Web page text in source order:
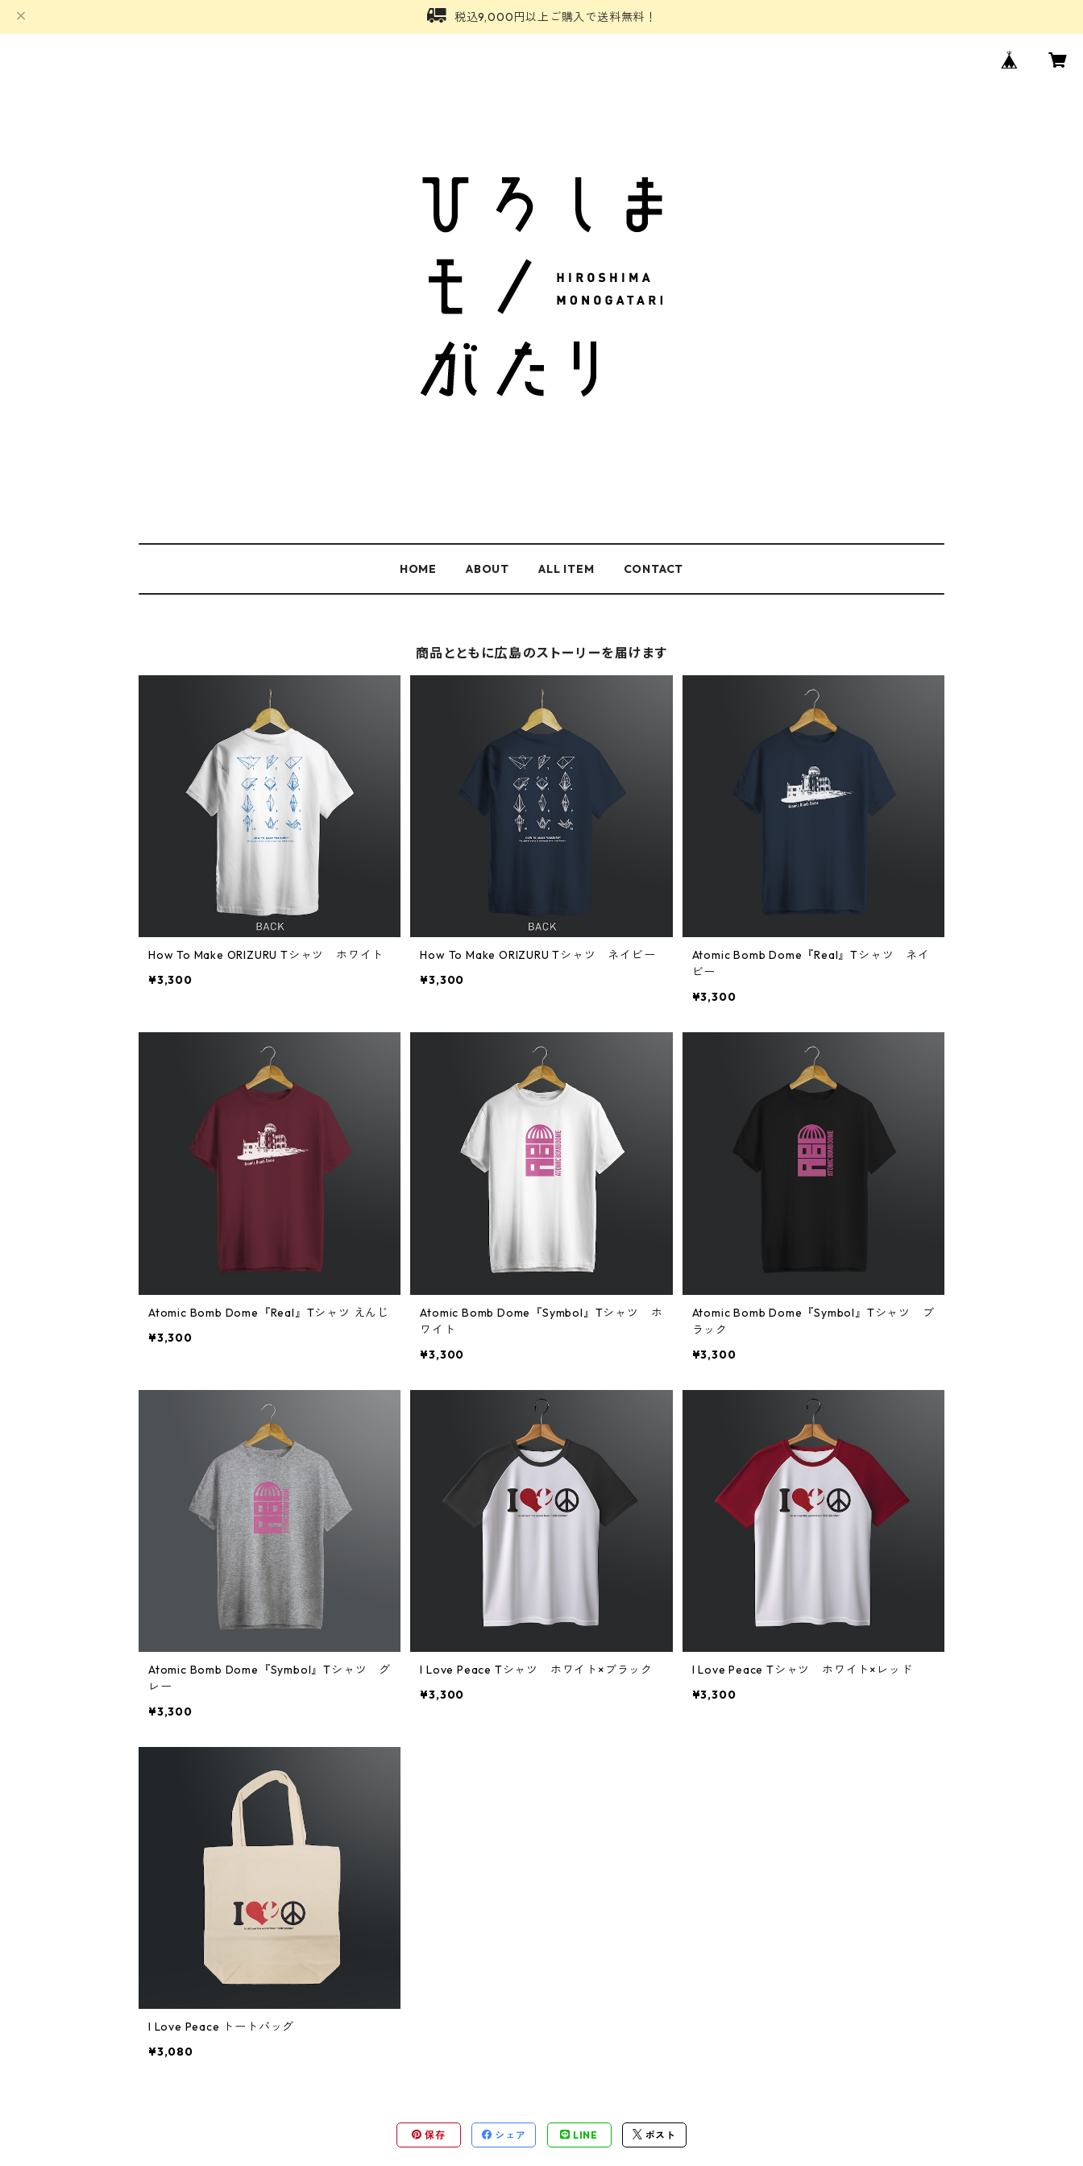
税込9,000円以上ご購入で送料無料！
HOME ABOUT ALL ITEM CONTACT
商品とともに広島のストーリーを届けます
How To Make ORIZURU Tシャツ ホワイト
¥3,300
How To Make ORIZURU Tシャツ ネイビー
¥3,300
Atomic Bomb Dome『Real』Tシャツ ネイ
ビー
¥3,300
Atomic Bomb Dome『Real』Tシャツ えんじ
¥3,300
Atomic Bomb Dome『Symbol』Tシャツ ホ
ワイト
¥3,300
Atomic Bomb Dome『Symbol』Tシャツ ブ
ラック
¥3,300
Atomic Bomb Dome『Symbol』Tシャツ グ
レー
¥3,300
I Love Peace Tシャツ ホワイト×ブラック
¥3,300
I Love Peace Tシャツ ホワイト×レッド
¥3,300
I Love Peace トートバッグ
¥3,080
保存 シェア LINE ポスト